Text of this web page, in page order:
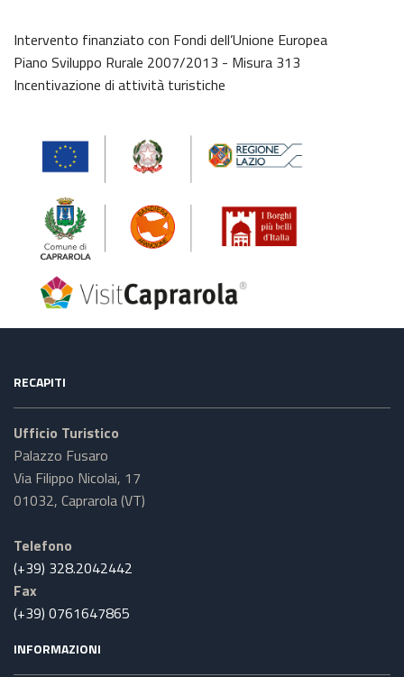
Intervento finanziato con Fondi dell’Unione Europea
Piano Sviluppo Rurale 2007/2013 - Misura 313
Incentivazione di attività turistiche
RECAPITI
Ufficio Turistico
Palazzo Fusaro
Via Filippo Nicolai, 17
01032, Caprarola (VT)
Telefono
(+39) 328.2042442
Fax
(+39) 0761647865
INFORMAZIONI